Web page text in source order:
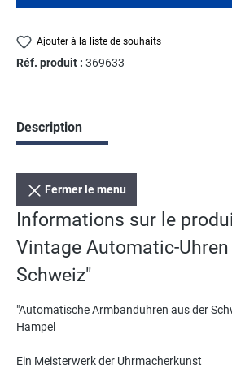
Ajouter à la liste de souhaits
Réf. produit : 369633
Description
Fermer le menu
Informations sur le
Vintage Automatic-
Schweiz"
"Automatische Armbanduhren aus der
Hampel
Ein Meisterwerk der Uhrmacherkunst